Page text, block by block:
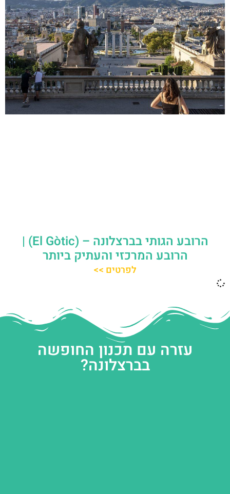
הרובע הגותי בברצלונה – (El Gòtic) |
הרובע המרכזי והעתיק ביותר
לפרטים >>
עזרה עם תכנון החופשה
בברצלונה?